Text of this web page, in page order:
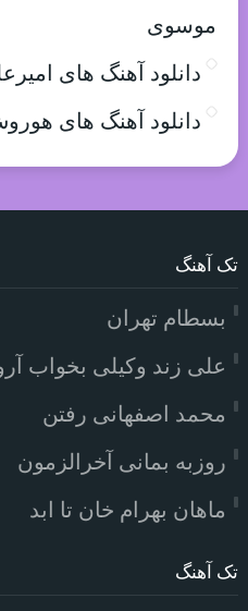
موسوی
دانلود آهنگ های
دانلود آهنگ های
تک آهنگ
بسطام تهران
علی زند وکیلی بخواب
محمد اصفهانی رفتن
روزبه بمانی آخرالزمون
ماهان بهرام خان تا ابد
تک آهنگ